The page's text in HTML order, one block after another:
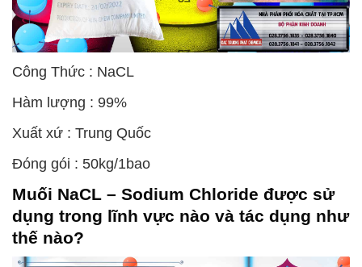
Công Thức : NaCL
Hàm lượng : 99%
Xuất xứ : Trung Quốc
Đóng gói : 50kg/1bao
Muối NaCL – Sodium Chloride được sử
dụng trong lĩnh vực nào và tác dụng như
thế nào?